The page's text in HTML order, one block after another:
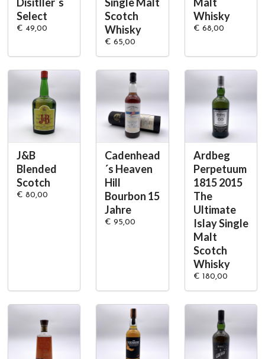
Select
€ 49,00
Scotch
Whisky
€ 65,00
Whisky
€ 68,00
J&B
Blended
Scotch
€ 80,00
Cadenhead
´s Heaven
Hill
Bourbon 15
Jahre
€ 95,00
Ardbeg
Perpetuum
1815 2015
The
Ultimate
Islay Single
Malt
Scotch
Whisky
€ 180,00